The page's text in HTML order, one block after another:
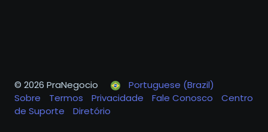
© 2026 PraNegocio
Portuguese (Brazil)
Sobre
Termos Privacidade Fale Conosco
Centro
de Suporte
Diretório